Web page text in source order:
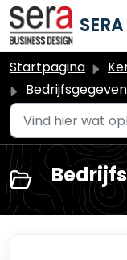
Doorgaan naar
Startpagina